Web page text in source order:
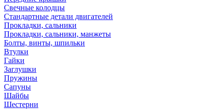
Свечные колодцы
Стандартные детали двигателей
Прокладки, сальники
Прокладки, сальники, манжеты
Болты, винты, шпильки
Втулки
Гайки
Заглушки
Пружины
Сапуны
Шайбы
Шестерни